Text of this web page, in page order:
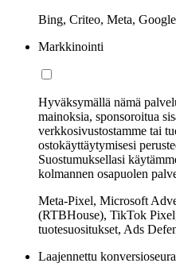
Bing, Criteo, Meta,
Markkinointi
Hyväksymällä nämä
mainoksia, sponsoroitua
verkkosivustostamme tai
ostokäyttäytymisesi
Suostumuksellasi
kolmannen osapuolen
Meta-Pixel, Microsoft
(RTBHouse), TikTok
tuotesuositukset, Ads
Laajennettu